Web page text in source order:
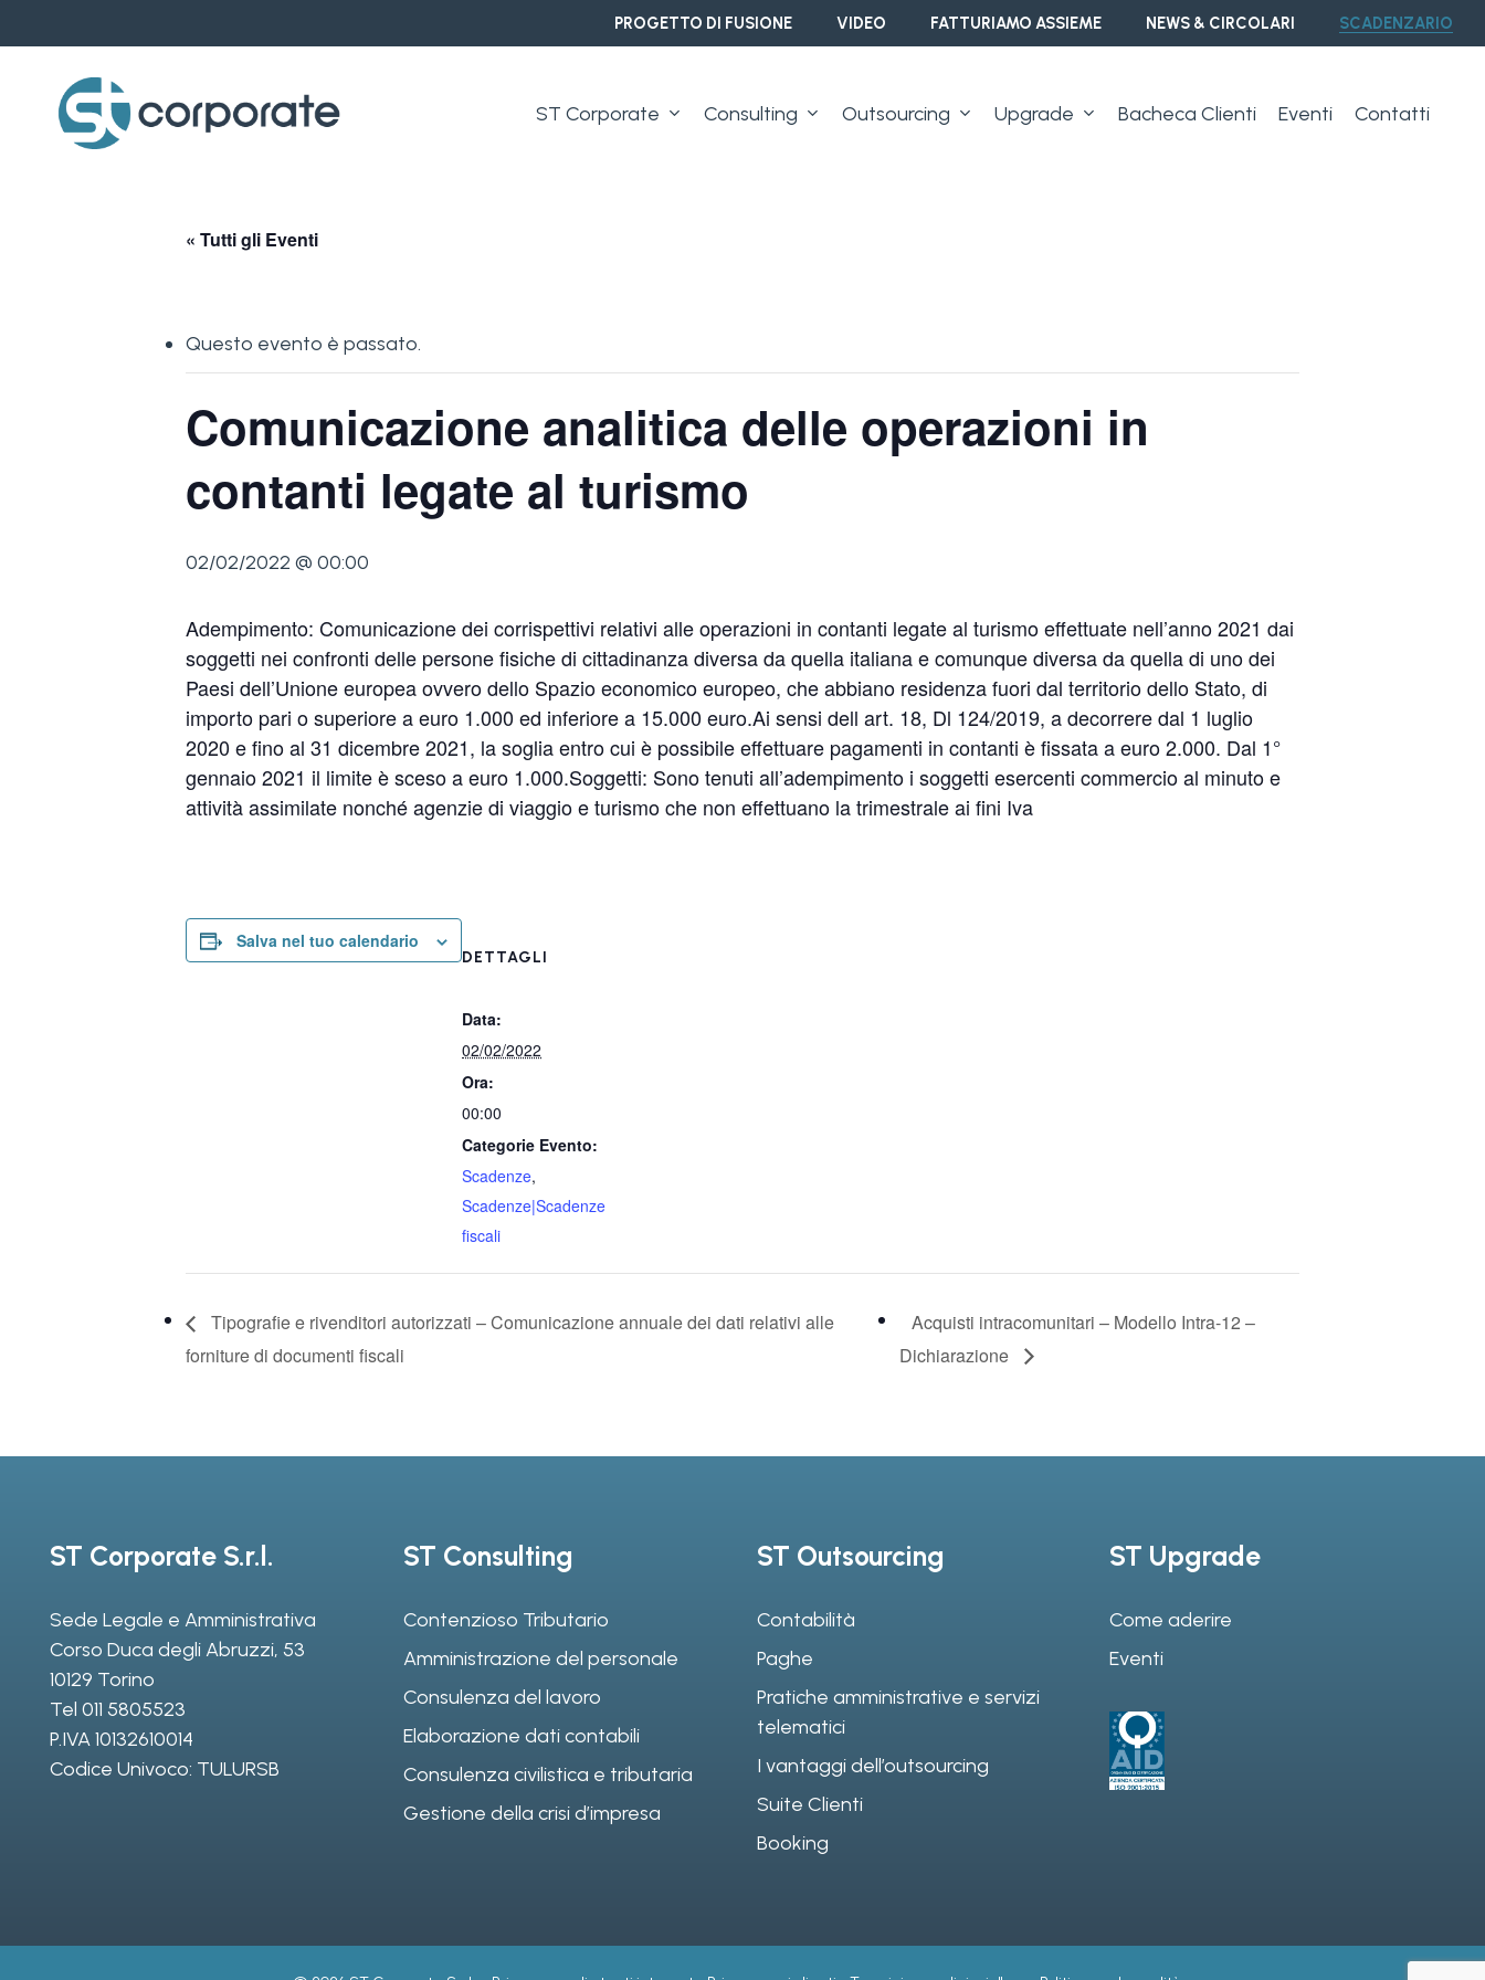
to
content
PROGETTO DI FUSIONE VIDEO FATTURIAMO ASSIEME NEWS & CIRCOLARI SCADENZARIO
ST Corporate Consulting Outsourcing Upgrade Bacheca Clienti Eventi Contatti
« Tutti gli Eventi
Questo evento è passato.
Comunicazione analitica delle operazioni in
contanti legate al turismo
02/02/2022 @ 00:00
Adempimento: Comunicazione dei corrispettivi relativi alle operazioni in contanti legate al turismo effettuate nell’anno 2021 dai
soggetti nei confronti delle persone fisiche di cittadinanza diversa da quella italiana e comunque diversa da quella di uno dei
Paesi dell’Unione europea ovvero dello Spazio economico europeo, che abbiano residenza fuori dal territorio dello Stato, di
importo pari o superiore a euro 1.000 ed inferiore a 15.000 euro.Ai sensi dell art. 18, Dl 124/2019, a decorrere dal 1 luglio
2020 e fino al 31 dicembre 2021, la soglia entro cui è possibile effettuare pagamenti in contanti è fissata a euro 2.000. Dal 1°
gennaio 2021 il limite è sceso a euro 1.000.Soggetti: Sono tenuti all’adempimento i soggetti esercenti commercio al minuto e
attività assimilate nonché agenzie di viaggio e turismo che non effettuano la trimestrale ai fini Iva
Salva nel tuo calendario
DETTAGLI
Data:
02/02/2022
Ora:
00:00
Categorie Evento:
Scadenze,
Scadenze|Scadenze
fiscali
Tipografie e rivenditori autorizzati – Comunicazione annuale dei dati relativi alle
forniture di documenti fiscali
Acquisti intracomunitari – Modello Intra-12 –
Dichiarazione
ST Corporate S.r.l.
Sede Legale e Amministrativa
Corso Duca degli Abruzzi, 53
10129 Torino
Tel 011 5805523
P.IVA 10132610014
Codice Univoco: TULURSB
ST Consulting
Contenzioso Tributario
Amministrazione del personale
Consulenza del lavoro
Elaborazione dati contabili
Consulenza civilistica e tributaria
Gestione della crisi d’impresa
ST Outsourcing
Contabilità
Paghe
Pratiche amministrative e servizi
telematici
I vantaggi dell’outsourcing
Suite Clienti
Booking
ST Upgrade
Come aderire
Eventi